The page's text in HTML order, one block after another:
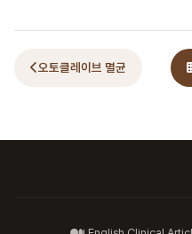
오토클레이브 멸균